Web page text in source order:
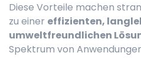
Diese Vorteile machen
zu einer effizienten,
umweltfreundlichen
Spektrum von